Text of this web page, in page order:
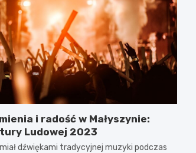
i radość w Małyszynie:
Ludowej 2023
dźwiękami tradycyjnej muzyki podczas